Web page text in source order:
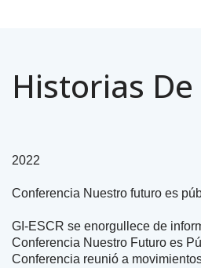
Historias
2022
Conferencia Nuestro futuro es
GI-ESCR se enorgullece de
Conferencia Nuestro Futuro es
Conferencia reunió a